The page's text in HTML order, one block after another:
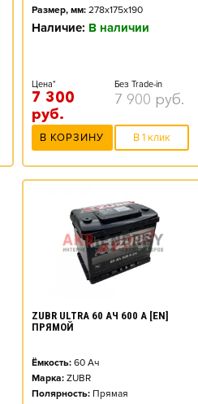
Размер, мм: 278x175x190
Наличие: В наличии
Цена*
7 300
руб.
Без Trade-in
7 900 руб.
В КОРЗИНУ В 1 клик
ZUBR ULTRA 60 АЧ 600 А [EN]
ПРЯМОЙ
Ёмкость: 60Ач
Марка: ZUBR
Полярность: Прямая